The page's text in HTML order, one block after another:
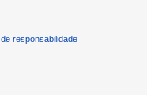
responsabilidade